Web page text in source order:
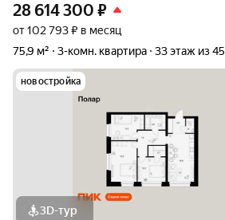
28 614 300 ₽
от 102 793 ₽ в месяц
75,9 м²
3-комн. квартира 33 этаж из 45
новостройка
3D-тур